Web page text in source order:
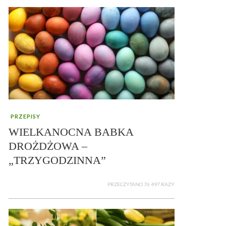
PRZEPISY
WIELKANOCNA BABKA
DROŻDŻOWA –
„TRZYGODZINNA”
PRZECZYTANO 76 497 RAZY